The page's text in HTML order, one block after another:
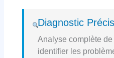
Diagnostic Précis
Analyse complète
identifier les